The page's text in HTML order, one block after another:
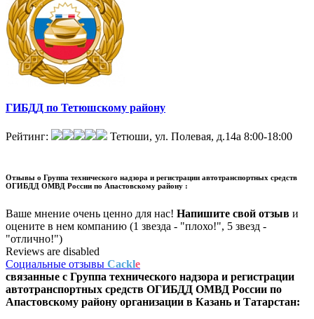
ГИБДД по Тетюшскому району
Рейтинг: Тетюши, ул. Полевая, д.14а 8:00-18:00
Отзывы о Группа технического надзора и регистрации автотранспортных средств
ОГИБДД ОМВД России по Апастовскому району :
Ваше мнение очень ценно для нас! Напишите свой отзыв и
оцените в нем компанию (1 звезда - "плохо!", 5 звезд -
"отлично!")
Reviews are disabled
Социальные отзывы Cackle
связанные с Группа технического надзора и регистрации
автотранспортных средств ОГИБДД ОМВД России по
Апастовскому району организации в Казань и Татарстан: